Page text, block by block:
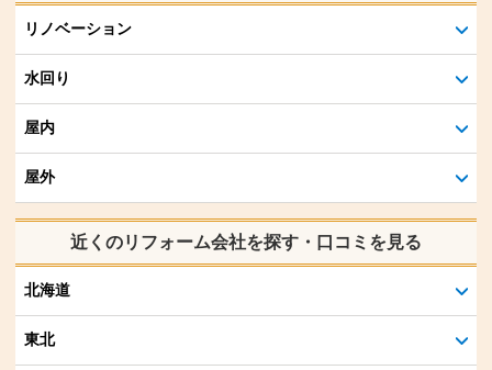
リノベーション
水回り
屋内
屋外
近くのリフォーム会社を探す・口コミを見る
北海道
東北